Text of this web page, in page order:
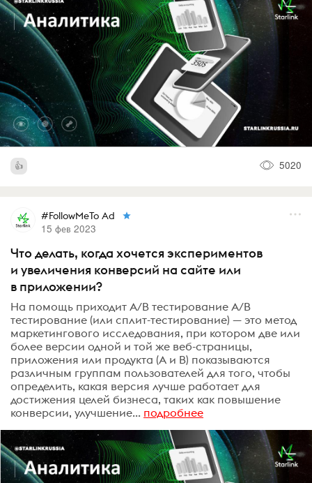
5020
#FollowMeTo Ad
15 фев 2023
Что делать, когда хочется экспериментов
и увеличения конверсий на сайте или
в приложении?
На помощь приходит A/B тестирование A/B
тестирование (или сплит-тестирование) — это метод
маркетингового исследования, при котором две или
более версии одной и той же веб-страницы,
приложения или продукта (A и B) показываются
различным группам пользователей для того, чтобы
определить, какая версия лучше работает для
достижения целей бизнеса, таких как повышение
конверсии, улучшение... подробнее